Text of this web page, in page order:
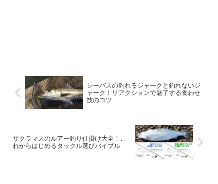
シーバスの釣れるジャークと釣れないジ
ャーク！リアクションで魅了する食わせ
技のコツ
サクラマスのルアー釣り仕掛け大全！こ
れからはじめるタックル選びバイブル